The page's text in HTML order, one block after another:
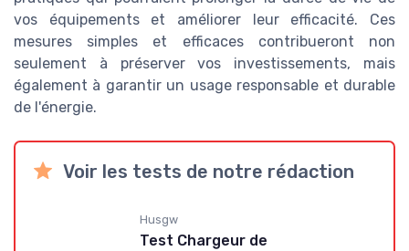
vos équipements et améliorer leur efficacité. Ces
mesures simples et efficaces contribueront non
seulement à préserver vos investissements, mais
également à garantir un usage responsable et durable
de l'énergie.
Voir les tests de notre rédaction
Husgw
Test Chargeur de